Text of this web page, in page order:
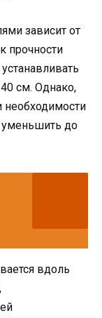
зависит от
прочности
см. Однако,
необходимости
уменьшить до
вдоль